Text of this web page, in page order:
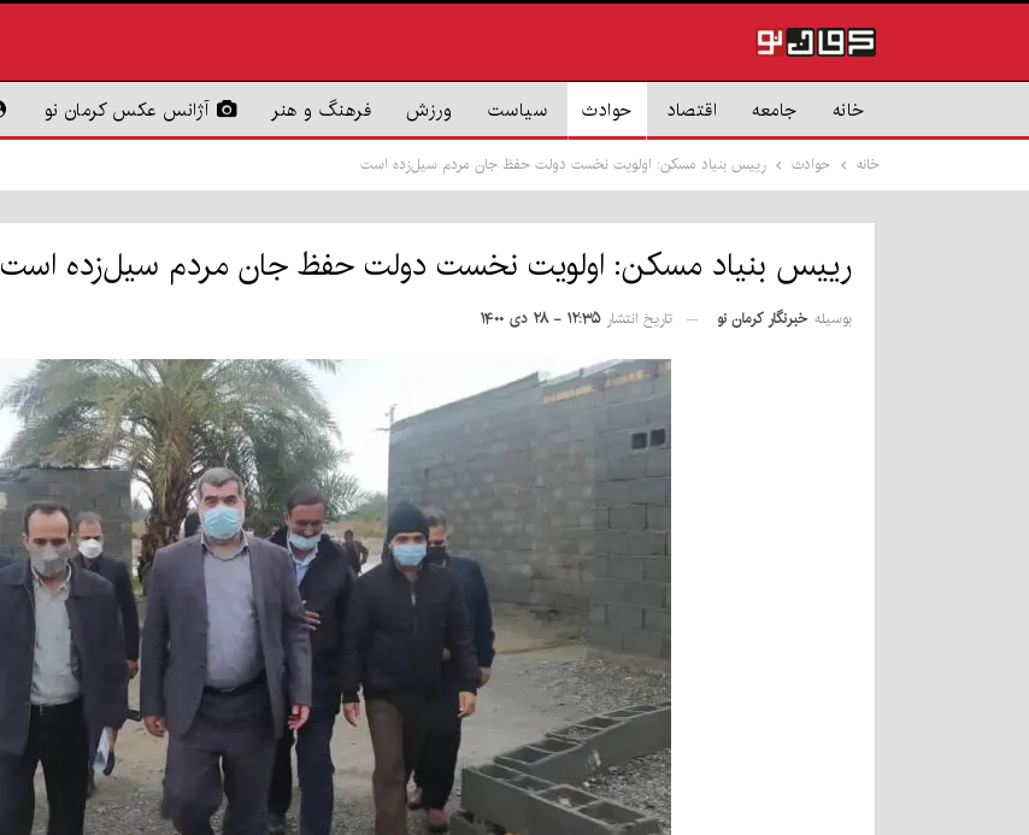
خانه جامعه اقتصاد حوادث سیاست ورزش فرهنگ و هنر آژانس عکس کرمان نو
خانه حوادث رییس بنیاد مسکن: اولویت نخست دولت حفظ جان مردم سیل‌زده است
رییس بنیاد مسکن: اولویت نخست دولت حفظ جان مردم سیل‌زده است
بوسیله خبرنگار کرمان نو تاریخ انتشار ۱۲:۳۵ - ۲۸ دی ۱۴۰۰